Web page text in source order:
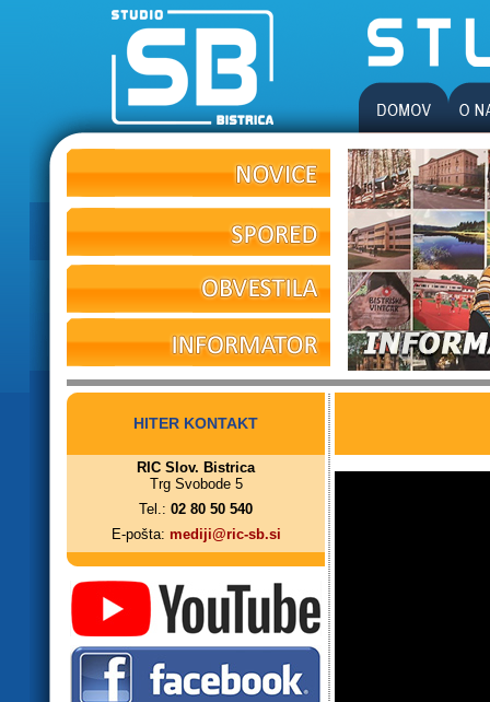
HITER KONTAKT
RIC Slov. Bistrica
Trg Svobode 5
Tel.: 02 80 50 540
E-pošta: mediji@ric-sb.si